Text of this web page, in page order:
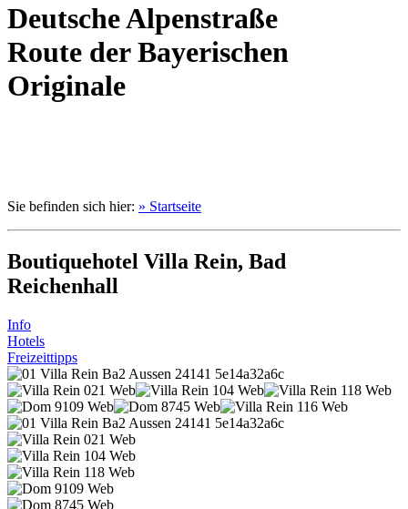
DeutscheAlpenstraße
Route der Bayerischen
Originale
Sie befinden sich hier: » Startseite
Boutiquehotel Villa Rein, Bad
Reichenhall
Info
Hotels
Freizeittipps